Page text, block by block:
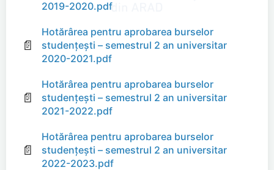
2019-2020.pdf
📄
Hotărârea pentru aprobarea burselor
studențești – semestrul 2 an universitar
2020-2021.pdf
📄
Hotărârea pentru aprobarea burselor
studențești – semestrul 2 an universitar
2021-2022.pdf
📄
Hotărârea pentru aprobarea burselor
studențești – semestrul 2 an universitar
2022-2023.pdf